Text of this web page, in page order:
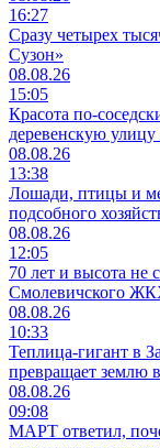
16:27
Сразу четырех
Сузон»
08.08.26
15:05
Красота по-
деревенскую
08.08.26
13:38
Лошади, птицы и
подсобного
08.08.26
12:05
70 лет и высота не
Смолевичского
08.08.26
10:33
Теплица-гигант в
превращает землю
08.08.26
09:08
МАРТ ответил,